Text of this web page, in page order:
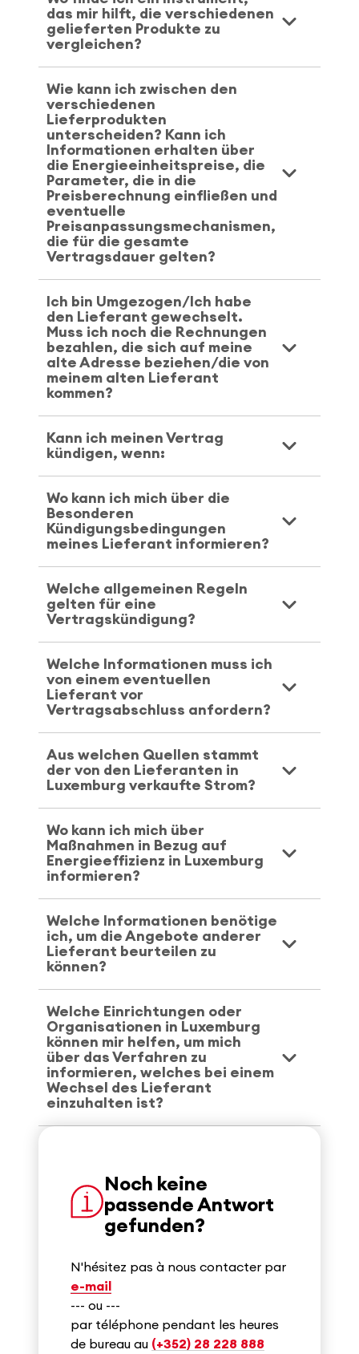
das mir hilft, die verschiedenen
gelieferten Produkte zu
vergleichen?
Wie kann ich zwischen den
verschiedenen
Lieferprodukten
unterscheiden? Kann ich
Informationen erhalten über
die Energieeinheitspreise, die
Parameter, die in die
Preisberechnung einfließen und
eventuelle
Preisanpassungsmechanismen,
die für die gesamte
Vertragsdauer gelten?
Ich bin Umgezogen/Ich habe
den Lieferant gewechselt.
Muss ich noch die Rechnungen
bezahlen, die sich auf meine
alte Adresse beziehen/die von
meinem alten Lieferant
kommen?
Kann ich meinen Vertrag
kündigen, wenn:
Wo kann ich mich über die
Besonderen
Kündigungsbedingungen
meines Lieferant informieren?
Welche allgemeinen Regeln
gelten für eine
Vertragskündigung?
Welche Informationen muss ich
von einem eventuellen
Lieferant vor
Vertragsabschluss anfordern?
Aus welchen Quellen stammt
der von den Lieferanten in
Luxemburg verkaufte Strom?
Wo kann ich mich über
Maßnahmen in Bezug auf
Energieeffizienz in Luxemburg
informieren?
Welche Informationen benötige
ich, um die Angebote anderer
Lieferant beurteilen zu
können?
Welche Einrichtungen oder
Organisationen in Luxemburg
können mir helfen, um mich
über das Verfahren zu
informieren, welches bei einem
Wechsel des Lieferant
einzuhalten ist?
Noch keine
passende Antwort
gefunden?
N'hésitez pas à nous contacter par
e-mail
--- ou ---
par téléphone pendant les heures
de bureau au (+352) 28 228 888